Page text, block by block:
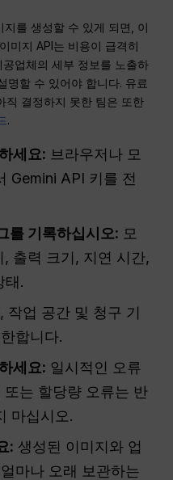
를 생성할 수 있게 되면, 이
미지 API는 비용이 급격히
업체의 세부 정보를 노출하
명할 수 있어야 합니다. 유료
직 결정하지 못한 팀은 또한
.
세요: 브라우저나 모
Gemini API 키를 전
를 기록하십시오: 모
출력 크기, 지연 시간,
태.
작업 공간 및 청구 기
합니다.
세요: 일시적인 오류
는 할당량 오류는 반
마십시오.
: 생성된 이미지와 업
마나 오래 보관하는